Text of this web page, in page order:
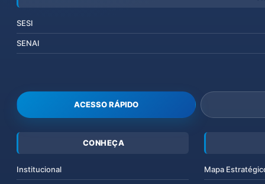
SESI
SENAI
ACESSO RÁPIDO
CONHEÇA
Institucional Mapa